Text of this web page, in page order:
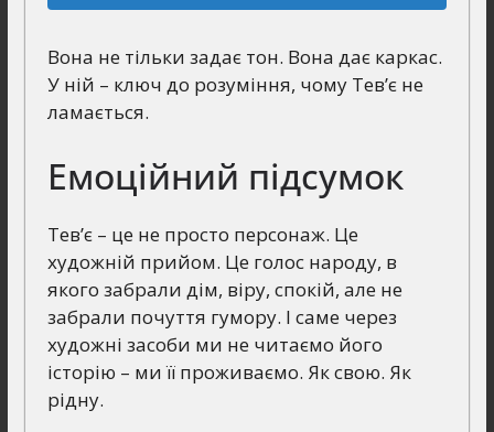
Вона не тільки задає тон. Вона дає каркас.
У ній – ключ до розуміння, чому Тев’є не
ламається.
Емоційний підсумок
Тев’є – це не просто персонаж. Це
художній прийом. Це голос народу, в
якого забрали дім, віру, спокій, але не
забрали почуття гумору. І саме через
художні засоби ми не читаємо його
історію – ми її проживаємо. Як свою. Як
рідну.